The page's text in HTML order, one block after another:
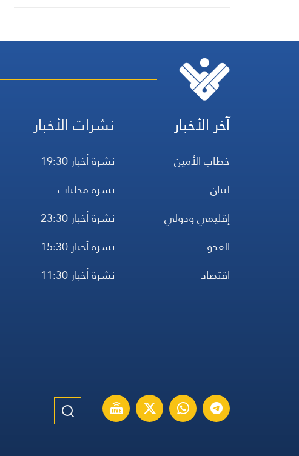
آخر الأخبار
خطاب الأمين
لبنان
إقليمي ودولي
العدو
اقتصاد
نشرات الأخبار
نشرة أخبار 19:30
نشرة محليات
نشرة أخبار 23:30
نشرة أخبار 15:30
نشرة أخبار 11:30